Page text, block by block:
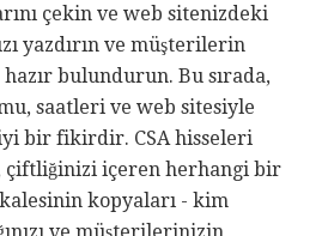
çekin ve web sitenizdeki
yazdırın ve müşterilerin
bulundurun. Bu sırada,
saatleri ve web sitesiyle
bir fikirdir. CSA hisseleri
içeren herhangi bir
kopyaları - kim